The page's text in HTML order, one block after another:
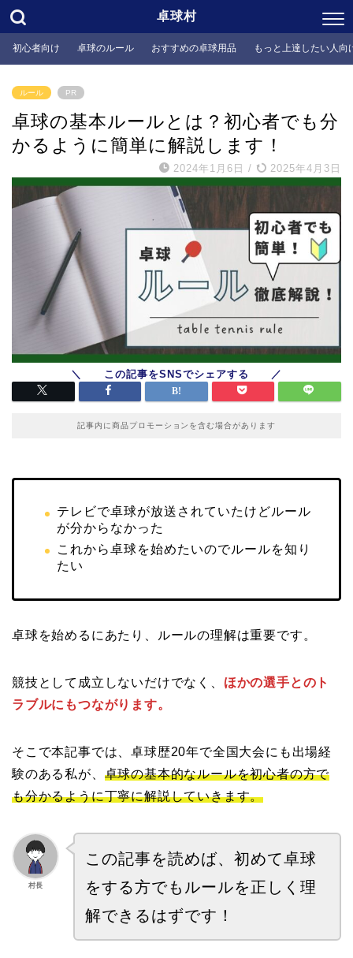
卓球村
初心者向け 卓球のルール おすすめの卓球用品 もっと上達したい人向
ルール PR
卓球の基本ルールとは？初心者でも分
かるように簡単に解説します！
2024年1月6日 / 2025年4月3日
記事内に商品プロモーションを含む場合があります
テレビで卓球が放送されていたけどルール
が分からなかった
これから卓球を始めたいのでルールを知り
たい
卓球を始めるにあたり、ルールの理解は重要です。
競技として成立しないだけでなく、 ほかの選手とのト
ラブルにもつながります。
そこで本記事では、卓球歴20年で全国大会にも出場経
験のある私が、 卓球の基本的なルールを初心者の方で
も分かるように丁寧に解説していきます。
村長
この記事を読めば、初めて卓球
をする方でもルールを正しく理
解できるはずです！